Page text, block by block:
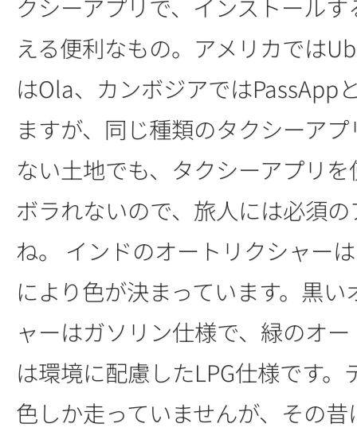
える便利なもの。アメリカでは
はOla、カンボジアではPassApp
ますが、同じ種類のタクシーア
ない土地でも、タクシーアプリ
ボラれないので、旅人には必須
ね。 インドのオートリクシャー
により色が決まっています。黒
ャーはガソリン仕様で、緑のオ
は環境に配慮したLPG仕様です。
色しか走っていませんが、その